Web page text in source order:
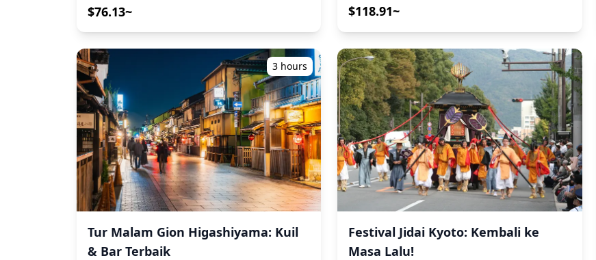
Anda tentang waktu pengembalian
sebelumnya.) ◆Info Tambahan Pemesanan di
muka diperlukan. (setidaknya 3 hari
dalam waktu seminggu. ◆ Informasi penting: ・
Jika Anda terlambat tiba untuk waktu
pertemuan yang dijadwalkan, durasi
pemotretan dan jumlah foto yang dikirimkan
dapat dikurangi. ・Setelah pemesanan, kami
dapat menghubungi Anda melalui email atau
WhatsApp. Kami sarankan untuk mengunduh
WhatsApp sebelumnya. ・Jika hujan
diperkirakan akan turun di lokasi pemotretan 3
hari sebelum tanggal yang dijadwalkan atau
jika tiba-tiba hujan pada hari pemotretan, tiga
opsi tersedia: (1) menjadwal ulang tanggal dan
membatalkan pemotretan. ・Jika tur tidak dapat
dilakukan karena hujan pada hari itu, ada
restoran tradisional yang menawarkan masakan
Distrik Pontocho: Di perhentian kedua di Jalan
Pontocho, cicipi berbagai jenis sate. Durasi: 1
jam • Termasuk tiket masuk ・Kawaramachidori:
Selesaikan dengan pengalaman bar sake
berdiri, dengan minuman ringan juga tersedia.
Durasi: 1 jam • Masuk gratis ・Sungai
Kamogawa (Lewat): Nikmati pemandangan
Sungai Kamo. ◆Info Tambahan ・Beberapa
lokasi dalam tur ini mungkin tidak dapat
diakses dengan kursi roda atau kereta bayi. ・
Makanan disiapkan di dapur yang tidak
berafiliasi dengan MagicalTrip, jadi kami tidak
mengakomodasi batasan diet. ・Alternatif
mungkin tidak tersedia di perhentian tertentu,
percakapan yang menarik dan menyenangkan
akan dibawa ke jalan tersembunyi dan tempat-
tempat yang kurang dikenal yang menawarkan
pemandangan spektakuler, sempurna untuk
menemukan pesona sejati daerah tersebut.
◆Termasuk ・Tur berpemandu dengan
pemandu lokal ・Foto tur Pemandu Anda akan
mengambil foto Anda! ◆Jadwal perjalanan
■Titik pertemuan: Teater Minamiza Pemandu
Anda akan menunggu di depan Teater
Minamiza ■Gionmachi Minamigawa Salah satu
jalan paling terkenal di Kyoto, tempat Anda, jika
beruntung, dapat melihat sekilas Maiko atau
Geiko! ■Yasui-Konpiragu Kuil yang terkenal
karena kekuatannya untuk memutuskan ikatan
nasib negatif. Ini adalah tempat yang ideal
untuk memutuskan hubungan yang buruk.
■Sannenzaka Ninenzaka Jalan-jalan tradisional
$76.13~
dan pahami dunia hiburan malam, dari geiko
hidangan khas daerah yang disertai minuman
di bar/restoran. ・Dapatkan wawasan tentang
ekonomi malam Kyoto, dari geisha tradisional
hingga hostess modern ・Cicipi hidangan khas
daerah di bar/restoran lokal ・Dapatkan
wawasan lebih dalam tentang budaya kota dari
pemandu Anda ・Termasuk dua minuman
beralkohol atau non-alkohol ◆Contoh Menu ・
Tempura・Sashimi・Tahu ala Kyoto, dll. ・Salad
fusion Jepang-Mediterania ・Dada ayam kukus
dengan taburan cabai renyah yang ringan ・
Aneka rasa "Obanzai" Sayuran hijau olahan
lokal, telur dadar Jepang, sayuran akar yang
direbus, dll. ◆Termasuk ・Makan malam ・
Pemandu berbahasa Inggris/Mandarin/Korea
・Dua Minuman Beralkohol atau Non-Alkohol
(satu di setiap restoran) ・Minuman Beralkohol
$118.91~
3 hours
Tur Malam Gion Higashiyama: Kuil
& Bar Terbaik
Festival Jidai Kyoto: Kembali ke
Masa Lalu!